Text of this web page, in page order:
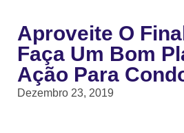
Aproveite O
Faça Um Bom
Ação Para
Dezembro 23, 2019